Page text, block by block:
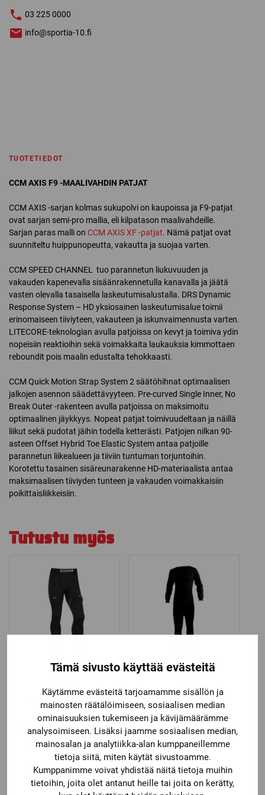
Tämä sivusto käyttää evästeitä
Käytämme evästeitä tarjoamamme sisällön ja
mainosten räätälöimiseen, sosiaalisen median
ominaisuuksien tukemiseen ja kävijämäärämme
analysoimiseen. Lisäksi jaamme sosiaalisen median,
mainosalan ja analytiikka-alan kumppaneillemme
tietoja siitä, miten käytät sivustoamme.
Kumppanimme voivat yhdistää näitä tietoja muihin
tietoihin, joita olet antanut heille tai joita on kerätty,
03 225 0000
info@sportia-10.fi
TUOTETIEDOT
CCM AXIS F9 -MAALIVAHDIN PATJAT
CCM AXIS -sarjan kolmas sukupolvi on kaupoissa ja F9-patjat
ovat sarjan semi-pro mallia, eli kilpatason maalivahdeille.
Sarjan paras malli on CCM AXIS XF -patjat. Nämä patjat ovat
suunniteltu huippunopeutta, vakautta ja suojaa varten.
CCM SPEED CHANNEL tuo parannetun liukuvuuden ja
vakauden kapenevalla sisäänrakennetulla kanavalla ja jäätä
vasten olevalla tasaisella laskeutumisalustalla. DRS Dynamic
Response System – HD yksiosainen laskeutumisalue toimii
erinomaiseen tiiviyteen, vakauteen ja iskunvaimennusta varten.
LITECORE-teknologian avulla patjoissa on kevyt ja toimiva ydin
nopeisiin reaktioihin sekä voimakkaita laukauksia kimmottaen
reboundit pois maalin edustalta tehokkaasti.
CCM Quick Motion Strap System 2 säätöhihnat optimaalisen
jalkojen asennon säädettävyyteen. Pre-curved Single Inner, No
Break Outer -rakenteen avulla patjoissa on maksimoitu
optimaalinen jäykkyys. Nopeat patjat toimivuudeltaan ja näillä
liikut sekä pudotat jäihin todella ketterästi. Patjojen nilkan 90-
asteen Offset Hybrid Toe Elastic System antaa patjoille
parannetun liikealueen ja tiiviin tuntuman torjuntoihin.
Korotettu tasainen sisäreunarakenne HD-materiaalista antaa
maksimaalisen tiiviyden tunteen ja vakauden voimakkaisiin
poikittaisliikkeisiin.
Tutustu myös
CCM
ALASUOJAHOUSUT
COMPRESSION
Katso kaikki vaihtoehdot
57,90€ – 59,90€Price
range:
57,90 €
through
CCM ALUSASU
Katso kaikki vaihtoehdot
32,50€